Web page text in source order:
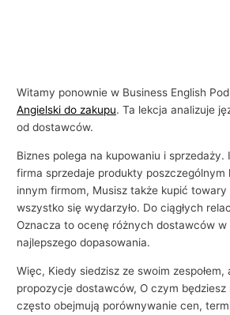
Witamy ponownie w Business English
Angielski do zakupu. Ta lekcja analizuje
od dostawców.
Biznes polega na kupowaniu i sprzedaży.
firma sprzedaje produkty poszczególnym
innym firmom, Musisz także kupić towary
wszystko się wydarzyło. Do ciągłych
Oznacza to ocenę różnych dostawców w
najlepszego dopasowania.
Więc, Kiedy siedzisz ze swoim zespołem,
propozycje dostawców, O czym będziesz
często obejmują porównywanie cen,